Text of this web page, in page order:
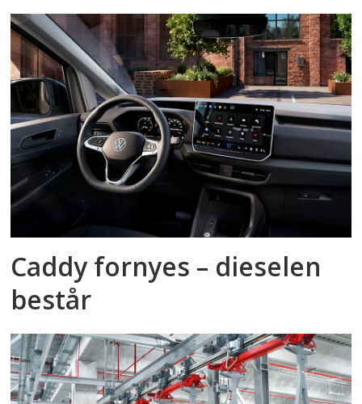
Caddy fornyes – dieselen
består